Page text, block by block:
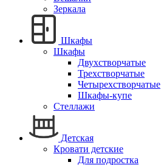
Зеркала
Шкафы
Шкафы
Двухстворчатые
Трехстворчатые
Четырехстворчатые
Шкафы-купе
Стеллажи
Детская
Кровати детские
Для подростка